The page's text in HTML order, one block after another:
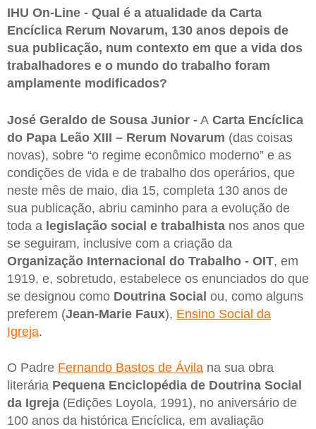
IHU On-Line - Qual é a atualidade da Carta
Encíclica Rerum Novarum, 130 anos depois de
sua publicação, num contexto em que a vida dos
trabalhadores e o mundo do trabalho foram
amplamente modificados?
José Geraldo de Sousa Junior - A Carta Encíclica
do Papa Leão XIII – Rerum Novarum (das coisas
novas), sobre “o regime econômico moderno” e as
condições de vida e de trabalho dos operários, que
neste mês de maio, dia 15, completa 130 anos de
sua publicação, abriu caminho para a evolução de
toda a legislação social e trabalhista nos anos que
se seguiram, inclusive com a criação da
Organização Internacional do Trabalho - OIT, em
1919, e, sobretudo, estabelece os enunciados do que
se designou como Doutrina Social ou, como alguns
preferem (Jean-Marie Faux), Ensino Social da
Igreja.
O Padre Fernando Bastos de Ávila na sua obra
literária Pequena Enciclopédia de Doutrina Social
da Igreja (Edições Loyola, 1991), no aniversário de
100 anos da histórica Encíclica, em avaliação